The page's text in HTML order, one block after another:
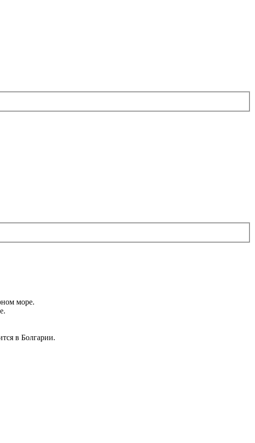
море.
в Болгарии.